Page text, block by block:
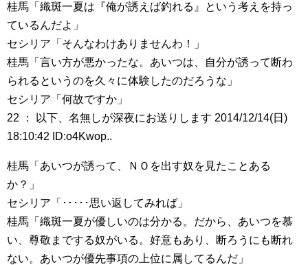
桂馬「織斑一夏は『俺が誘えば釣れる』という考えを持っ
ているんだよ」
セシリア「そんなわけありませんわ！」
桂馬「言い方が悪かったな。あいつは、自分が誘って断わ
られるというのを久々に体験したのだろうな」
セシリア「何故ですか」
22 ： 以下、名無しが深夜にお送りします 2014/12/14(日)
18:10:42 ID:o4Kwop..
桂馬「あいつが誘って、ＮＯを出す奴を見たことある
か？」
セシリア「･････思い返してみれば」
桂馬「織斑一夏が優しいのは分かる。だから、あいつを慕
い、尊敬までする奴がいる。好意もあり、断ろうにも断れ
ない。あいつが優先事項の上位に属してるんだ」